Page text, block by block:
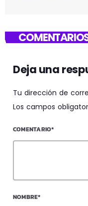
Deja una
Tu dirección de
Los campos
COMENTARIO*
NOMBRE*